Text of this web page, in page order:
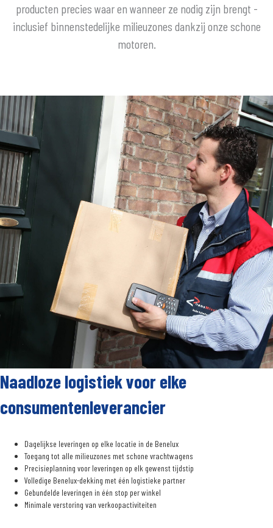
producten precies waar en wanneer ze nodig zijn brengt -
inclusief binnenstedelijke milieuzones dankzij onze schone
motoren.
Naadloze logistiek voor elke
consumentenleverancier
Dagelijkse leveringen op elke locatie in de Benelux
Toegang tot alle milieuzones met schone vrachtwagens
Precisieplanning voor leveringen op elk gewenst tijdstip
Volledige Benelux-dekking met één logistieke partner
Gebundelde leveringen in één stop per winkel
Minimale verstoring van verkoopactiviteiten